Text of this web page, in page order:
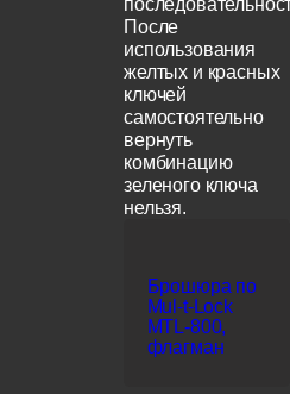
После
использования
желтых и красных
ключей
самостоятельно
вернуть
комбинацию
зеленого ключа
нельзя.
Брошюра по
Mul-t-Lock
MTL-800,
флагман